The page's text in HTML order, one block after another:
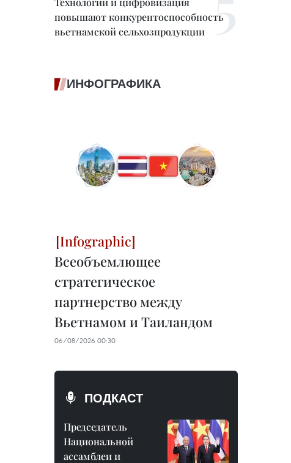
повышают конкурентоспособность
вьетнамской сельхозпродукции
ИНФОГРАФИКА
Всеобъемлющее
стратегическое
партнерство между
Вьетнамом и Таиландом
06/08/2026 00:30
ПОДКАСТ
Председатель
Национальной
ассамблеи и